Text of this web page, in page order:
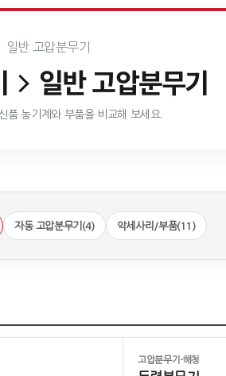
일반 고압분무기
일반 고압분무기
품 농기계와 부품을 비교해 보세요.
자동 고압분무기(4) 악세사리/부품(11)
고압분무기-해청